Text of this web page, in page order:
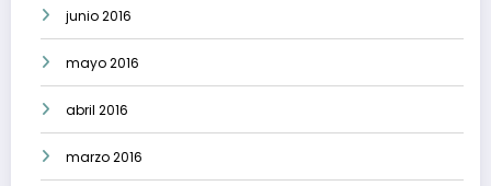
junio 2016
mayo 2016
abril 2016
marzo 2016